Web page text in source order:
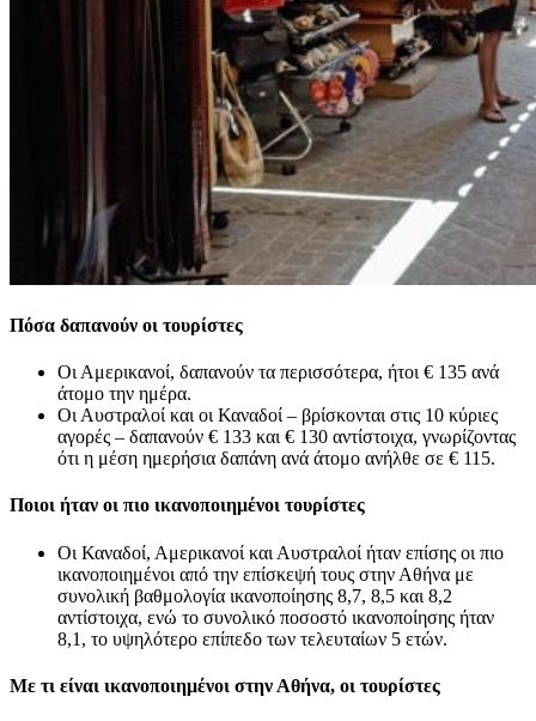
Πόσα δαπανούν οι τουρίστες
Οι Αμερικανοί, δαπανούν τα περισσότερα, ήτοι € 135 ανά
άτομο την ημέρα.
Οι Αυστραλοί και οι Καναδοί – βρίσκονται στις 10 κύριες
αγορές – δαπανούν € 133 και € 130 αντίστοιχα, γνωρίζοντας
ότι η μέση ημερήσια δαπάνη ανά άτομο ανήλθε σε € 115.
Ποιοι ήταν οι πιο ικανοποιημένοι τουρίστες
Οι Καναδοί, Αμερικανοί και Αυστραλοί ήταν επίσης οι πιο
ικανοποιημένοι από την επίσκεψή τους στην Αθήνα με
συνολική βαθμολογία ικανοποίησης 8,7, 8,5 και 8,2
αντίστοιχα, ενώ το συνολικό ποσοστό ικανοποίησης ήταν
8,1, το υψηλότερο επίπεδο των τελευταίων 5 ετών.
Με τι είναι ικανοποιημένοι στην Αθήνα, οι τουρίστες